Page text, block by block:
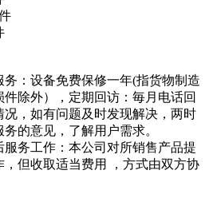
：设备免费保修一年(指货物制造
除外），定期回访：毎月电话回
况，如有问题及时发现解决，两时
的意见，了解用户需求。
服务工作：本公司对所销售产品提
但收取适当费用 ，方式由双方协